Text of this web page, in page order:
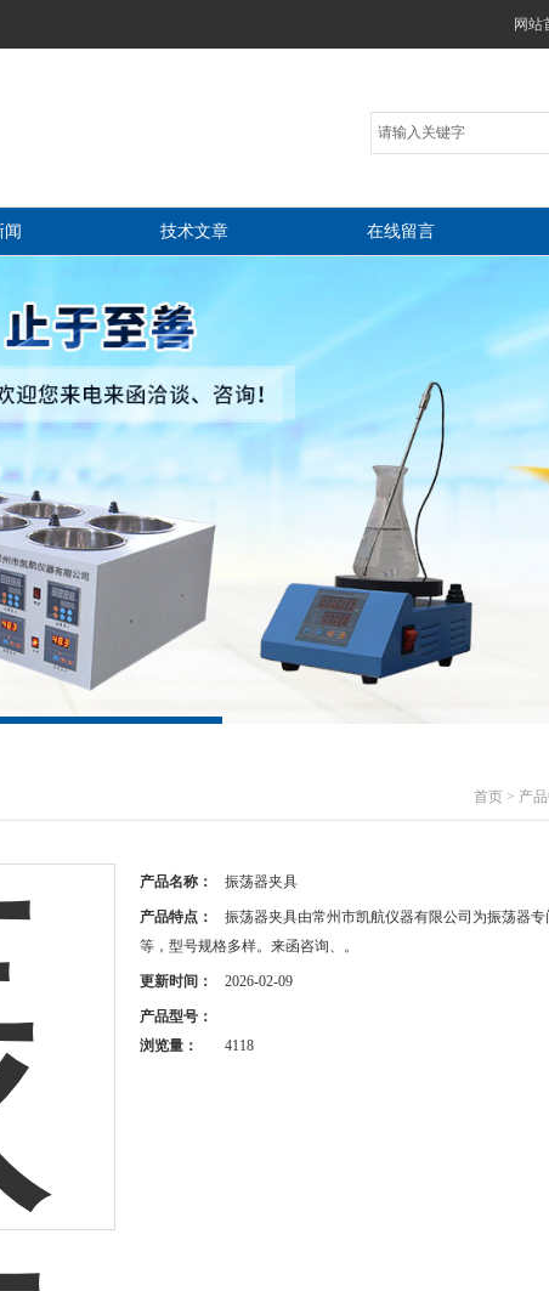
网站
闻 技术文章 在线留言
首页 > 产
产品名称： 振荡器夹具
产品特点：
振荡器夹具由常州市凯航仪器有限公司为振荡器
等，型号规格多样。来函咨询、。
更新时间： 2026-02-09
产品型号：
浏览量：
4118